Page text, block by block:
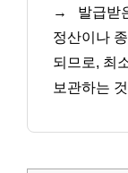
→
발급받
정산이나
되므로, 최
보관하는